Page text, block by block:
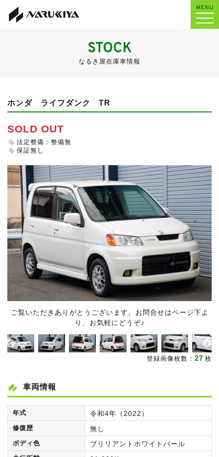
MENU
STOCK
なるき屋在庫車情報
ホンダ ライフダンク TR
SOLD OUT
法定整備：整備無
保証無し
ご覧いただきありがとうございます。お問合せはページ下よ
り、お気軽にどうぞ♪
登録画像枚数： 27 枚
車両情報
年式 令和4年（2022）
修復歴 無し
ボディ色 ブリリアントホワイトパール